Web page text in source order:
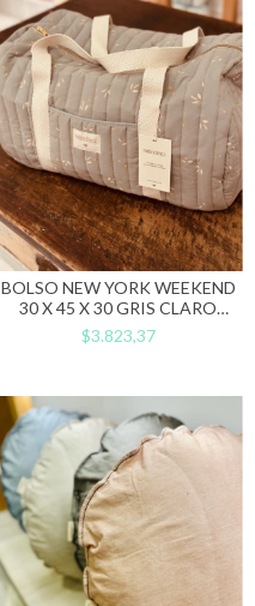
BOLSO NEW YORK WEEKEND
30 X 45 X 30 GRIS CLARO
AZULADO
$3.823,37